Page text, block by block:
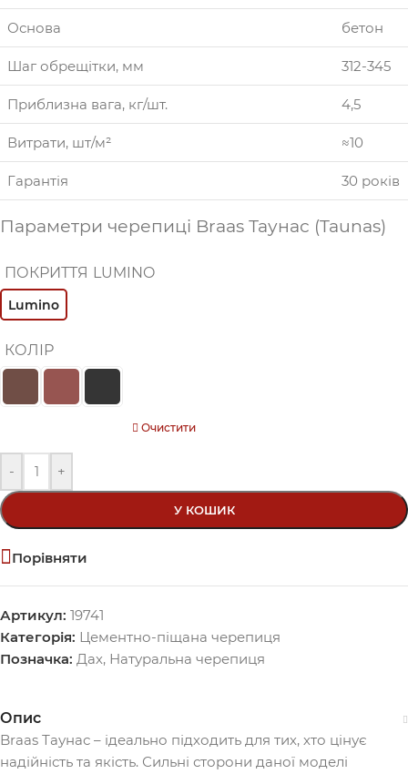
Основа бетон
Шаг обрещітки, мм 312-345
Приблизна вага, кг/шт. 4,5
Витрати, шт/м² ≈10
Гарантія 30 років
Параметри черепиці Braas Таунас (Taunas)
ПОКРИТТЯ LUMINO
Lumino
КОЛІР
Очистити
- +
У КОШИК
Порівняти
Артикул: 19741
Категорія: Цементно-піщана черепиця
Позначка: Дах, Натуральна черепиця
Опис
Braas Таунас – ідеально підходить для тих, хто цінує
надійність та якість. Сильні сторони даної моделі